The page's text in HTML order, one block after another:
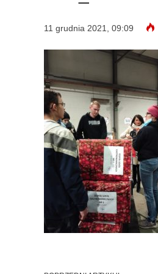
11 grudnia 2021, 09:09